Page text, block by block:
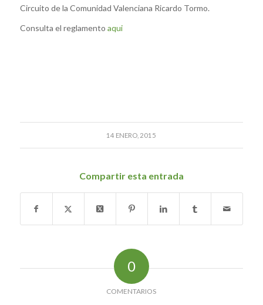
Circuito de la Comunidad Valenciana Ricardo Tormo.
Consulta el reglamento aqui
14 ENERO, 2015
Compartir esta entrada
0
COMENTARIOS